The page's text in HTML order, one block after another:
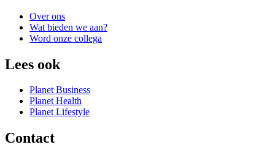
Over ons
Wat bieden we aan?
Word onze collega
Lees ook
Planet Business
Planet Health
Planet Lifestyle
Contact